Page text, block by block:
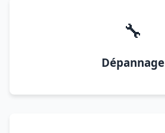
🔧
Dépannage